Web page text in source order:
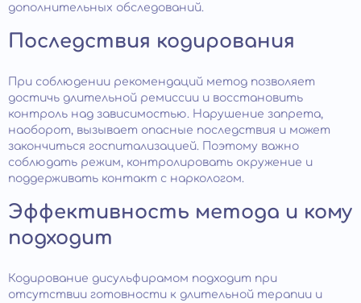
дополнительных обследований.
Последствия кодирования
При соблюдении рекомендаций метод позволяет
достичь длительной ремиссии и восстановить
контроль над зависимостью. Нарушение запрета,
наоборот, вызывает опасные последствия и может
закончиться госпитализацией. Поэтому важно
соблюдать режим, контролировать окружение и
поддерживать контакт с наркологом.
Эффективность метода и кому
подходит
Кодирование дисульфирамом подходит при
отсутствии готовности к длительной терапии и